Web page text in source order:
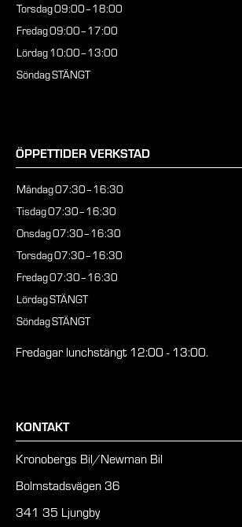
Torsdag09:00–18:00
Fredag09:00–17:00
Lördag10:00–13:00
SöndagSTÄNGT
ÖPPETTIDER VERKSTAD
Måndag07:30–16:30
Tisdag07:30–16:30
Onsdag07:30–16:30
Torsdag07:30–16:30
Fredag07:30–16:30
LördagSTÄNGT
SöndagSTÄNGT
Fredagar lunchstängt 12:00 - 13:00.
KONTAKT
Kronobergs Bil/Newman Bil
Bolmstadsvägen 36
341 35 Ljungby